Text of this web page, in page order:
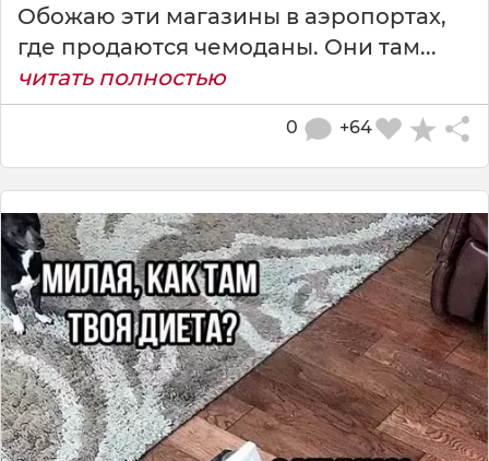
Обожаю эти магазины в аэропортах,
где продаются чемоданы. Они там...
читать полностью
+64
0